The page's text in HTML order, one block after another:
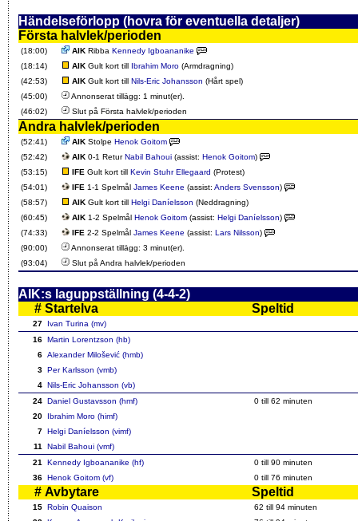
Händelseförlopp (hovra för eventuella detaljer)
Första halvlek/perioden
(18:00) AIK Ribba Kennedy Igboananike
(18:14)
AIK Gult kort till Ibrahim Moro (Armdragning)
(42:53)
AIK Gult kort till Nils-Eric Johansson (Hårt spel)
(45:00)
Annonserat tillägg: 1 minut(er).
(46:02)
Slut på Första halvlek/perioden
Andra halvlek/perioden
(52:41) AIK Stolpe Henok Goitom
(52:42)
AIK 0-1 ReturNabil Bahoui (assist: Henok Goitom)
(53:15)
IFE Gult kort till Kevin Stuhr Ellegaard (Protest)
(54:01)
IFE 1-1 Spelmål James Keene (assist: Anders Svensson)
(58:57)
AIK Gult kort till Helgi Daníelsson (Neddragning)
(60:45)
AIK 1-2 Spelmål Henok Goitom (assist: Helgi Daníelsson)
(74:33)
IFE 2-2 Spelmål James Keene (assist: Lars Nilsson)
(90:00)
Annonserat tillägg: 3 minut(er).
(93:04)
Slut på Andra halvlek/perioden
AIK:s laguppställning (4-4-2)
# Startelva Speltid
27
Ivan Turina (mv)
16 Martin Lorentzson (hb)
6 Alexander Milošević (hmb)
3 Per Karlsson (vmb)
4 Nils-Eric Johansson (vb)
24 Daniel Gustavsson (hmf)
0 till 62 minuten
20
Ibrahim Moro (himf)
7 Helgi Daníelsson (vimf)
11
Nabil Bahoui (vmf)
21
Kennedy Igboananike (hf)
0 till 90 minuten
36 Henok Goitom (vf) 0 till 76 minuten
# Avbytare Speltid
15 Robin Quaison
62 till 94 minuten